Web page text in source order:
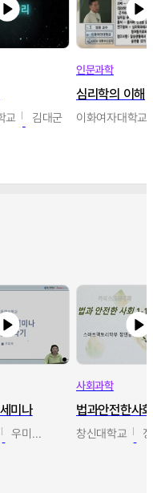
교 김대군
인문과학
심리학의 이해
이화여자대학교
미나
우미옥,오윤경,박선이
사회과학
법과안전한사회
창신대학교